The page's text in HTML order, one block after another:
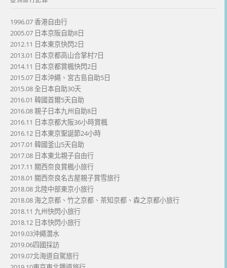
1996.07 香港自由行
2005.07 日本京阪自助8日
2012.11 日本東京快閃2日
2013.01 日本京都高山合掌村7日
2014.11 日本京都賞楓快閃2日
2015.07 日本沖繩、宮古島自助5日
2015.08 全日本自助30天
2016.01 韓國首爾5天自助
2016.08 親子日本九州自助8日
2016.11 日本京都大阪36小時賞楓
2016.12 日本東京聖誕節24小時
2017.01 韓國釜山5天自助
2017.08 日本東北親子自由行
2017.11 關西奈良賞楓小旅行
2018.01 關西奈良名古屋親子賞雪旅行
2018.08 北陸中部東京小旅行
2018.08 海之京都、竹之京都、茶知京都、森之京都小旅行
2018.11 九州快閃小旅行
2018.12 日本快閃小旅行
2019.03沖繩潛水
2019.06四國採訪
2019.07北海道自駕旅行